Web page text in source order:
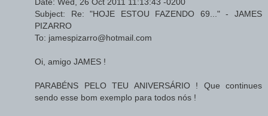
Subject: Re: "HOJE ESTOU FAZENDO 69..." - JAMES
PIZARRO
To: jamespizarro@hotmail.com
Oi, amigo JAMES !
PARABÉNS PELO TEU ANIVERSÁRIO ! Que continues
sendo esse bom exemplo para todos nós !